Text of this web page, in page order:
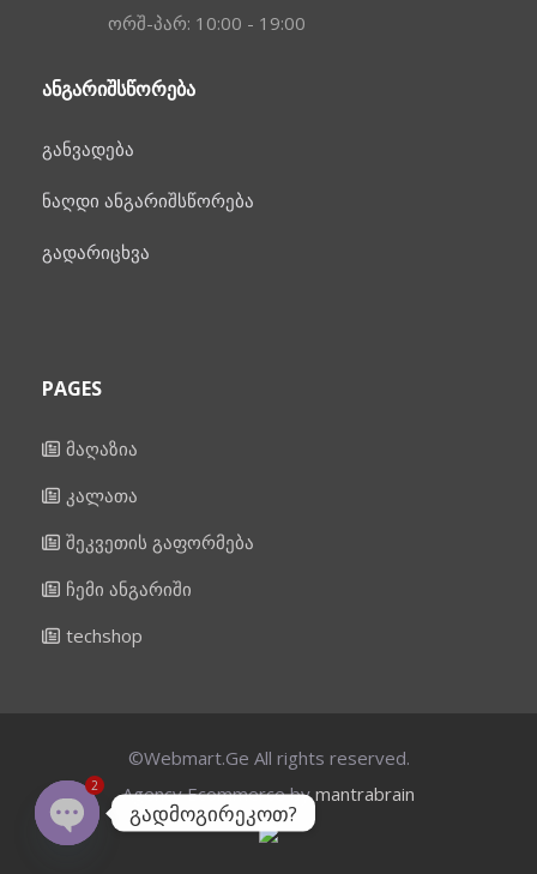
ორშ-პარ: 10:00 - 19:00
ᲐᲜᲒᲐᲠᲘᲨᲡᲬᲝᲠᲔᲑᲐ
განვადება
ნაღდი ანგარიშსწორება
გადარიცხვა
PAGES
მაღაზია
კალათა
შეკვეთის გაფორმება
ჩემი ანგარიში
techshop
©Webmart.Ge All rights reserved.
Agency Ecommerce bymantrabrain
გადმოგირეკოთ?
OPEN
2